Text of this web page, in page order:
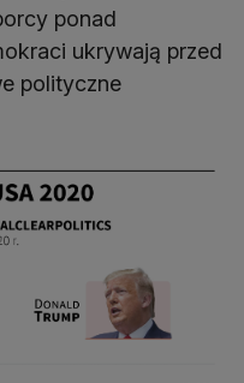
ponad
ukrywają przed
polityczne